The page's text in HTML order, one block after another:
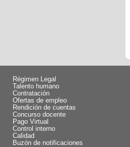
Régimen Legal
Talento humano
Contratación
Ofertas de empleo
Rendición de cuentas
Concurso docente
Pago Virtual
Control interno
Calidad
Buzón de notificaciones